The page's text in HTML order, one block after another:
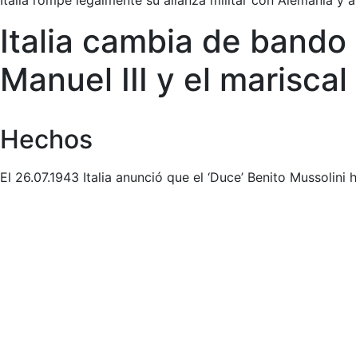
Italia cambia de
Manuel III y el
Hechos
El 26.07.1943 Italia anunció que el ‘Duce’ Benito